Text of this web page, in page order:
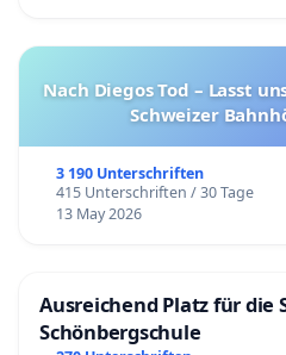
Nach Diegos Tod – Lasst
Schweizer
3 190 Unterschriften
415 Unterschriften / 30 Tage
13 May 2026
Ausreichend Platz für die
Schönbergschule